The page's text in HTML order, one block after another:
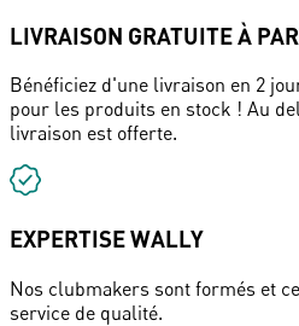
LIVRAISON GRATUITE À
Bénéficiez d'une livraison en 2
pour les produits en stock ! Au
livraison est offerte.
EXPERTISE WALLY
Nos clubmakers sont formés et
service de qualité.